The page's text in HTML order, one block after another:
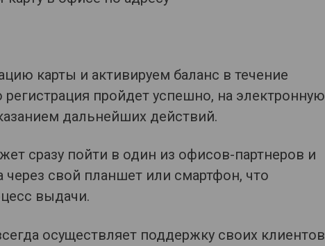
карты и активируем баланс в течение
регистрация пройдет успешно, на электронную
дальнейших действий.
сразу пойти в один из офисов-партнеров и
свой планшет или смартфон, что
выдачи.
осуществляет поддержку своих клиентов